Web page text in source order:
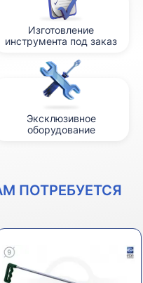
Изготовление
инструмента под заказ
Эксклюзивное
оборудование
ПОТРЕБУЕТСЯ